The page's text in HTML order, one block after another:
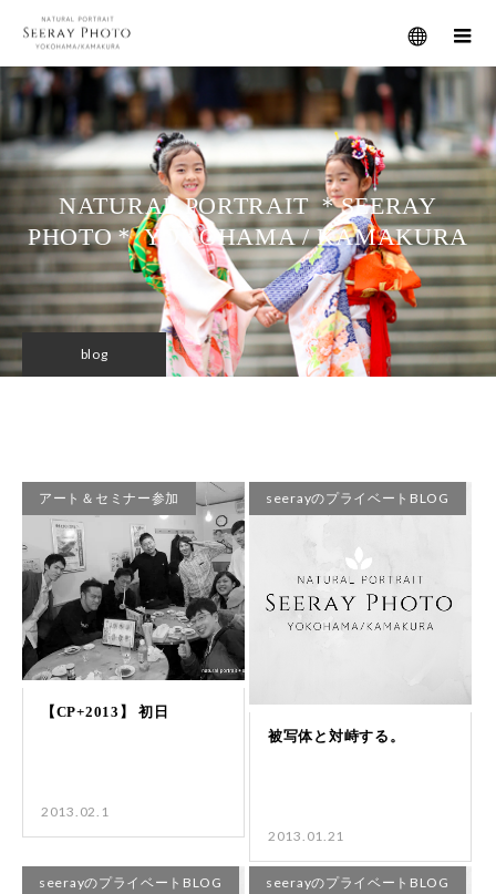
メニュー
NATURAL PORTRAIT ＊SEERAY
PHOTO＊ YOKOHAMA / KAMAKURA
blog
アート＆セミナー参加
2013.02.1
seerayのプライベートBLOG
2013.01.21
seerayのプライベートBLOG seerayのプライベートBLOG